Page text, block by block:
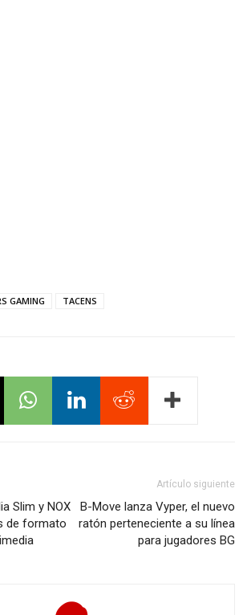
GAMING TACENS
Slim y NOX
de formato
Artículo siguiente
B-Move lanza Vyper, el nuevo
ratón perteneciente a su línea
para jugadores BG